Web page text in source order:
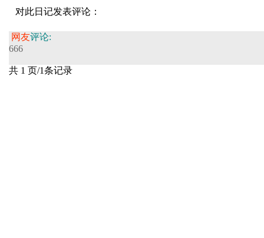
对此日记发表评论：
网友评论:
666
共 1 页/1条记录